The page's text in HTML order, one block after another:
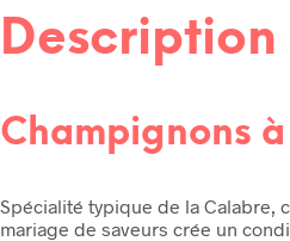
Description
Champignons
Spécialité typique de la Calabre,
mariage de saveurs crée un